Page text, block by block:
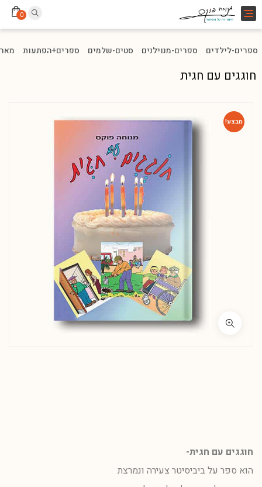
Toggle
navigation
0
ספרים-לילדים ספרים-מנוילנים סטים-שלמים ספרים+הפתעות
חוגגים עם חגית
מבצע!
חוגגים עם חגית-
הוא ספר על ביביסיטר צעירה ונמרצת